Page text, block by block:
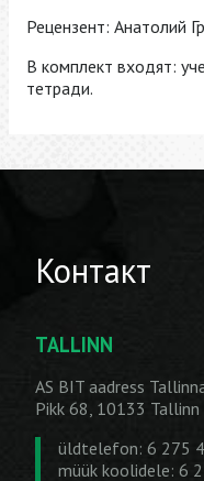
Рецензент: Анатолий
В комплект входят:
тетради.
Контакт
TALLINN
AS BIT aadress
Pikk 68, 10133 Tallinn
üldtelefon: 6 275
müük koolidele: 6